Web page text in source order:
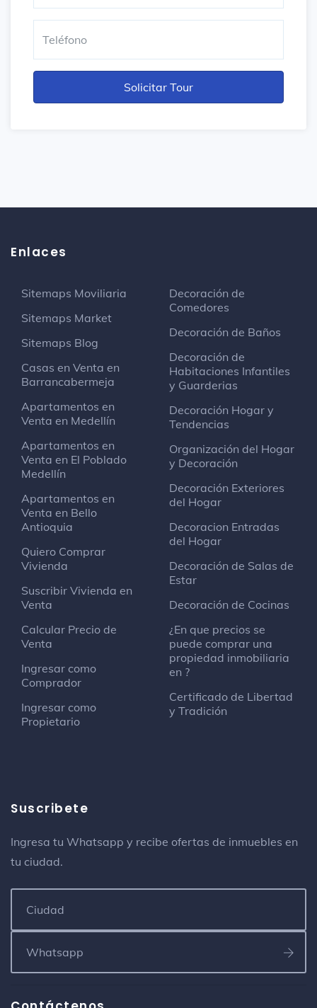
Enlaces
Sitemaps Moviliaria
Sitemaps Market
Sitemaps Blog
Casas en Venta en
Barrancabermeja
Apartamentos en
Venta en Medellín
Apartamentos en
Venta en El Poblado
Medellín
Apartamentos en
Venta en Bello
Antioquia
Quiero Comprar
Vivienda
Suscribir Vivienda en
Venta
Calcular Precio de
Venta
Ingresar como
Comprador
Ingresar como
Propietario
Decoración de
Comedores
Decoración de Baños
Decoración de
Habitaciones Infantiles
y Guarderias
Decoración Hogar y
Tendencias
Organización del Hogar
y Decoración
Decoración Exteriores
del Hogar
Decoracion Entradas
del Hogar
Decoración de Salas de
Estar
Decoración de Cocinas
¿En que precios se
puede comprar una
propiedad inmobiliaria
en ?
Certificado de Libertad
y Tradición
Suscribete
Ingresa tu Whatsapp y recibe ofertas de inmuebles en
tu ciudad.